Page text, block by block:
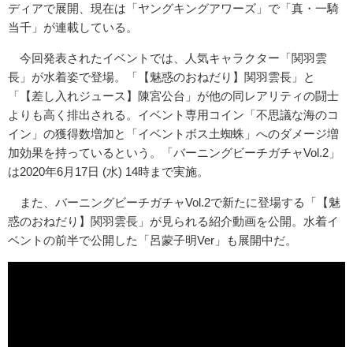
ディアで展開、現在は「ヤングキングアワーズ」で「真・一騎
当千」が連載している。
今回発表されたイベントでは、人気キャラクター「関羽雲
長」が水着姿で登場。「【魅惑のおねだり】関羽雲長」と
「【差し入れジュース】陳宮公台」が他の同レアリティの闘士
よりも高く排出される。イベント専用コイン「不思議な海のコ
イン」の獲得数増加と「イベントボス土蜘蛛」へのダメージ増
加効果を持っているという。「バーニングビーチガチャVol.2」
は2020年6月17日 (水) 14時まで実施。
また、バーニングビーチガチャVol.2で新たに登場する「【魅
惑のおねだり】関羽雲長」が見られる紹介動画を公開。水着イ
ベントの前半で公開した「呂蒙子明Ver」も展開中だ。